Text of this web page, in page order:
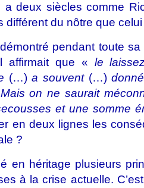
a deux siècles comme
différent du nôtre que
pendant toute sa
affirmait que « le
(…)a souvent(…)
on ne saurait
et une somme
en deux lignes les
?
en héritage plusieurs
à la crise actuelle.